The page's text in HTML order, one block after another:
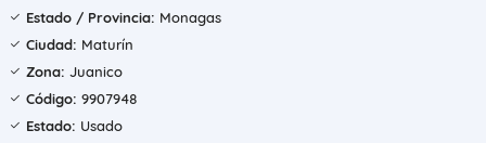
Estado / Provincia: Monagas
Ciudad: Maturín
Zona: Juanico
Código: 9907948
Estado: Usado